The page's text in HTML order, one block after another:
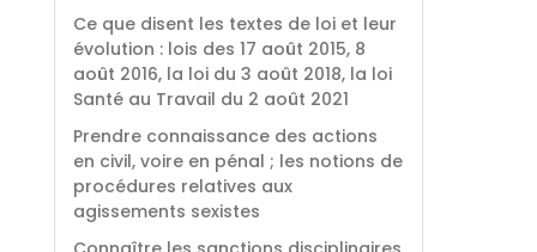
Ce que disent les textes de loi et leur
évolution : lois des 17 août 2015, 8
août 2016, la loi du 3 août 2018, la loi
Santé au Travail du 2 août 2021
Prendre connaissance des actions
en civil, voire en pénal ; les notions de
procédures relatives aux
agissements sexistes